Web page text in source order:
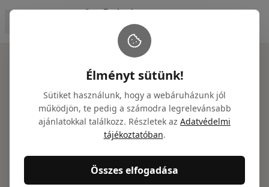
Karácsonyi ajándékcsomagok /
Holdfény - Karácsonyi
ajándékcsomag
Cikkszám: NTGY100061
Élményt sütünk!
Sütiket használunk, hogy a webáruházunk jól
működjön, te pedig a számodra legrelevánsabb
ajánlatokkal találkozz. Részletek az Adatvédelmi
tájékoztatóban.
Összes elfogadása